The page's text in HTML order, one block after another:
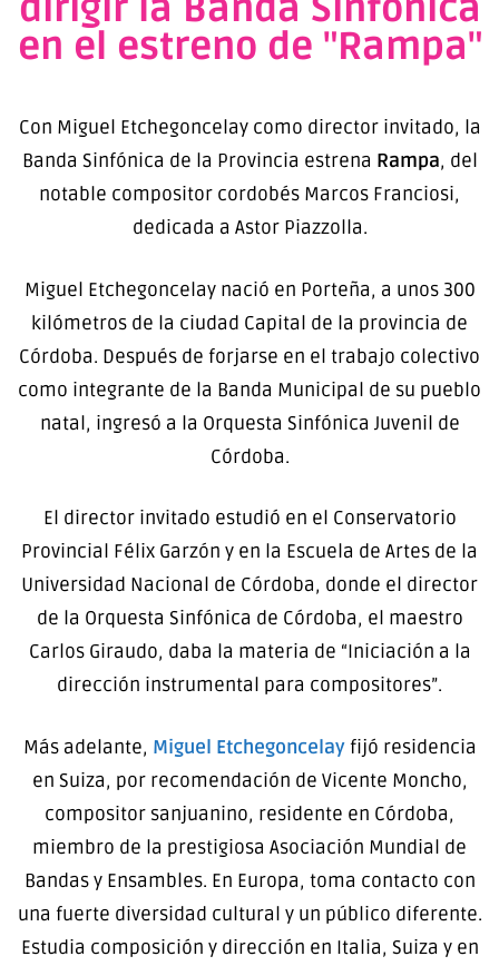
dirigir la Banda Sinfónica
en el estreno de "Rampa"
Con Miguel Etchegoncelay como director invitado, la
Banda Sinfónica de la Provincia estrena Rampa, del
notable compositor cordobés Marcos Franciosi,
dedicada a Astor Piazzolla.
Miguel Etchegoncelay nació en Porteña, a unos 300
kilómetros de la ciudad Capital de la provincia de
Córdoba. Después de forjarse en el trabajo colectivo
como integrante de la Banda Municipal de su pueblo
natal, ingresó a la Orquesta Sinfónica Juvenil de
Córdoba.
El director invitado estudió en el Conservatorio
Provincial Félix Garzón y en la Escuela de Artes de la
Universidad Nacional de Córdoba, donde el director
de la Orquesta Sinfónica de Córdoba, el maestro
Carlos Giraudo, daba la materia de “Iniciación a la
dirección instrumental para compositores”.
Más adelante, Miguel Etchegoncelayfijó residencia
en Suiza, por recomendación de Vicente Moncho,
compositor sanjuanino, residente en Córdoba,
miembro de la prestigiosa Asociación Mundial de
Bandas y Ensambles. En Europa, toma contacto con
una fuerte diversidad cultural y un público diferente.
Estudia composición y dirección en Italia, Suiza y en